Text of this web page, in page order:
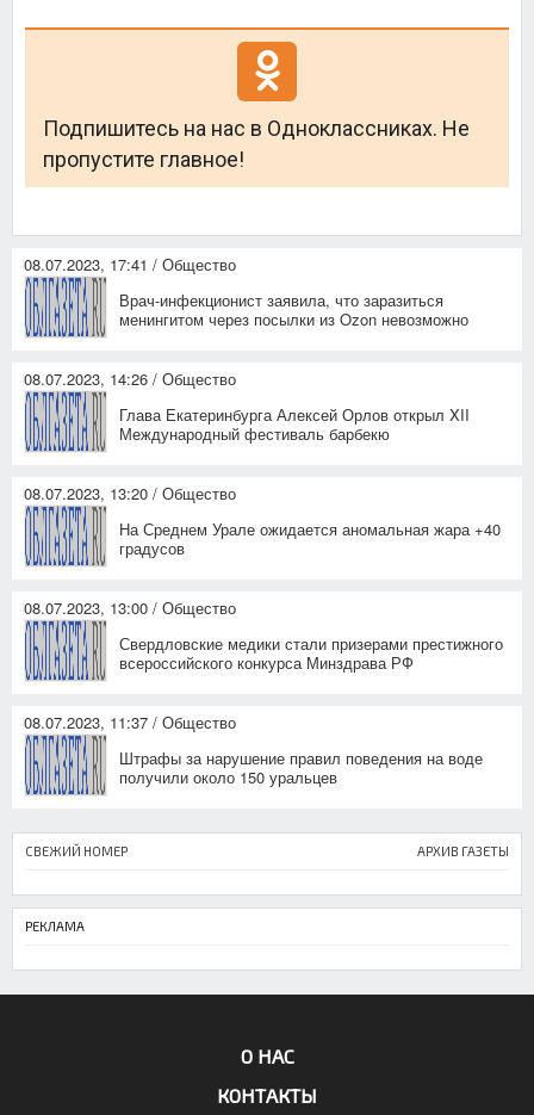
Подпишитесь на нас в Одноклассниках. Не
пропустите главное!
08.07.2023, 17:41 / Общество
Врач-инфекционист заявила, что заразиться
менингитом через посылки из Ozon невозможно
08.07.2023, 14:26 / Общество
Глава Екатеринбурга Алексей Орлов открыл XII
Международный фестиваль барбекю
08.07.2023, 13:20 / Общество
На Среднем Урале ожидается аномальная жара +40
градусов
08.07.2023, 13:00 / Общество
Свердловские медики стали призерами престижного
всероссийского конкурса Минздрава РФ
08.07.2023, 11:37 / Общество
Штрафы за нарушение правил поведения на воде
получили около 150 уральцев
СВЕЖИЙ НОМЕР АРХИВ ГАЗЕТЫ
РЕКЛАМА
О НАС
КОНТАКТЫ